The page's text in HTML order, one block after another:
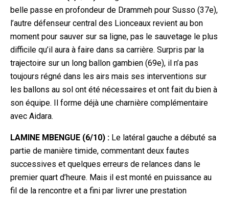
belle passe en profondeur de Drammeh pour Susso (37e),
l’autre défenseur central des Lionceaux revient au bon
moment pour sauver sur sa ligne, pas le sauvetage le plus
difficile qu’il aura à faire dans sa carrière. Surpris par la
trajectoire sur un long ballon gambien (69e), il n’a pas
toujours régné dans les airs mais ses interventions sur
les ballons au sol ont été nécessaires et ont fait du bien à
son équipe. Il forme déjà une charnière complémentaire
avec Aidara.
LAMINE MBENGUE (6/10) : Le latéral gauche a débuté sa
partie de manière timide, commentant deux fautes
successives et quelques erreurs de relances dans le
premier quart d’heure. Mais il est monté en puissance au
fil de la rencontre et a fini par livrer une prestation